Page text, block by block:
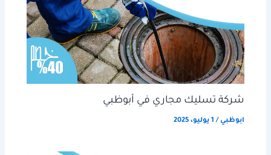
شركة تسليك مجاري في أبوظبي
ابوظبي / 1 يوليو، 2025